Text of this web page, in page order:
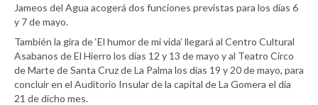
Jameos del Agua acogerá dos funciones previstas para los días 6
y 7 de mayo.
También la gira de ‘El humor de mi vida’ llegará al Centro Cultural
Asabanos de El Hierro los días 12 y 13 de mayo y al Teatro Circo
de Marte de Santa Cruz de La Palma los días 19 y 20 de mayo, para
concluir en el Auditorio Insular de la capital de La Gomera el día
21 de dicho mes.